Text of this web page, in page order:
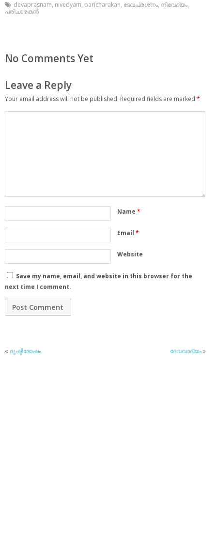
devaprasnam, nivedyam, paricharakan, ദേവപ്രശ്‌നം, നിവേദ്യം,
പരിചാരകന്‍
No Comments Yet
Leave a Reply
Your email address will not be published. Required fields are marked *
Name *
Email *
Website
Save my name, email, and website in this browser for the
next time I comment.
« ദൃഷ്ടിദോഷം ദേവവാദ്യം»